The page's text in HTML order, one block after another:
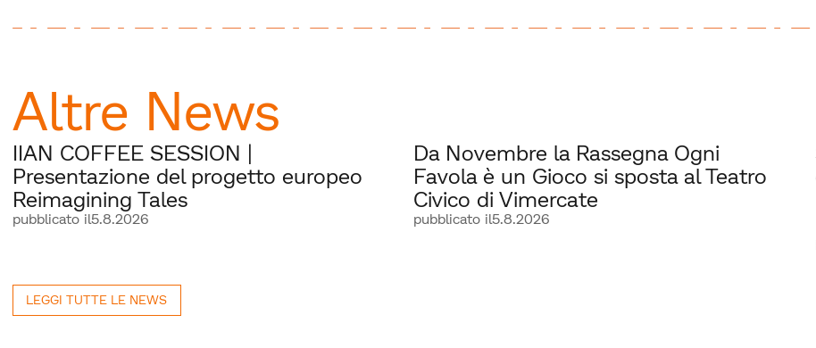
Altre News
IIAN COFFEE SESSION |
Presentazione del progetto europeo
Reimagining Tales
pubblicato il5.8.2026
Da Novembre la Rassegna Ogni
Favola è un Gioco si sposta al Teatro
Civico di Vimercate
pubblicato il5.8.2026
LEGGI TUTTE LE NEWS